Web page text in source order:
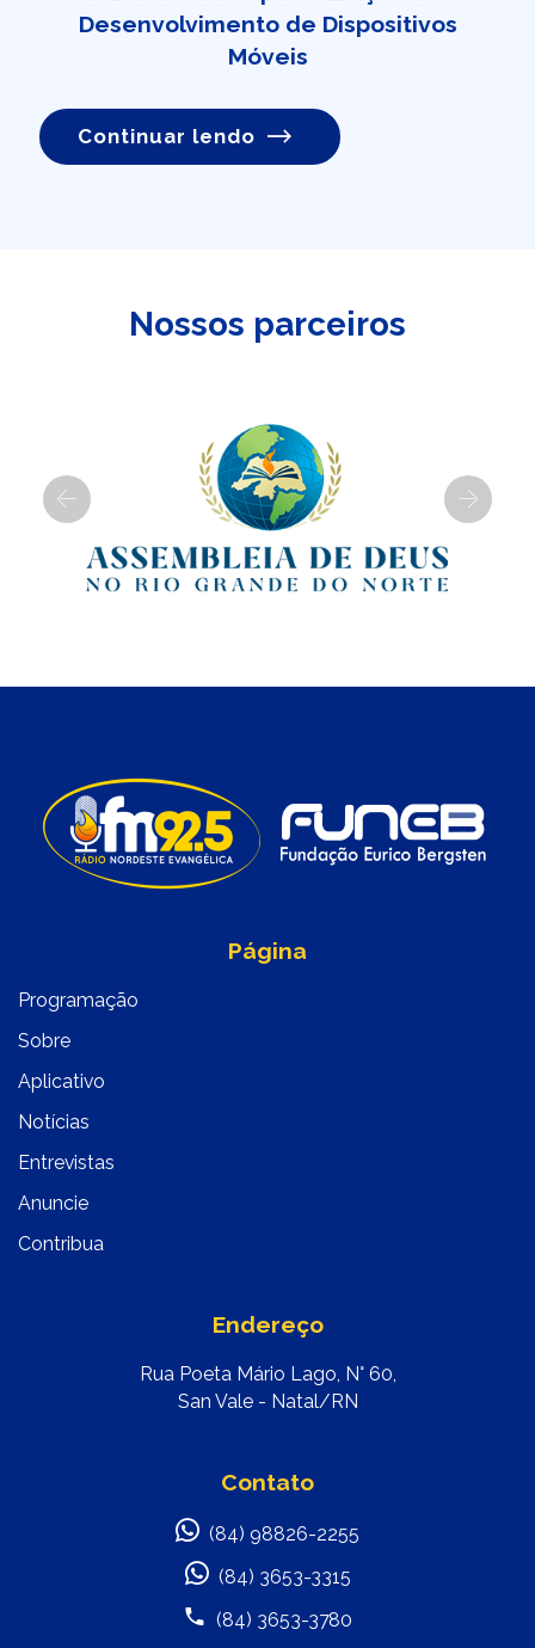
Desenvolvimento de Dispositivos
Móveis
Continuar lendo
Nossos parceiros
Previous Next
Página
Programação
Sobre
Aplicativo
Notícias
Entrevistas
Anuncie
Contribua
Endereço
Rua Poeta Mário Lago, N° 60,
San Vale - Natal/RN
Contato
(84) 98826-2255
(84) 3653-3315
(84) 3653-3780